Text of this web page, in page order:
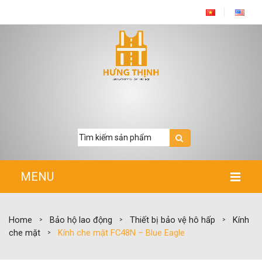
MENU
GIỚI THIỆU
Home > Bảo hộ lao động > Thiết bị bảo vệ hô hấp >
Kính
che mặt
> Kính che mặt FC48N – Blue Eagle